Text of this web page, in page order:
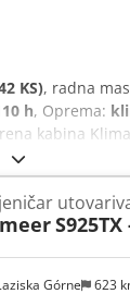
KS), radna
h, Oprema:
kabina
postroj oko
CE/EPA
Górne 623